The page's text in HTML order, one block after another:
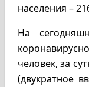
населения –
На
человек, за
(двукратное